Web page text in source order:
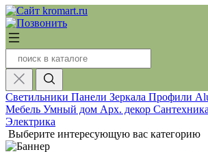
Светильники Панели Зеркала Профили
Мебель Умный дом Арх. декор Сантехника
Электрика
Выберите интересующую вас категорию